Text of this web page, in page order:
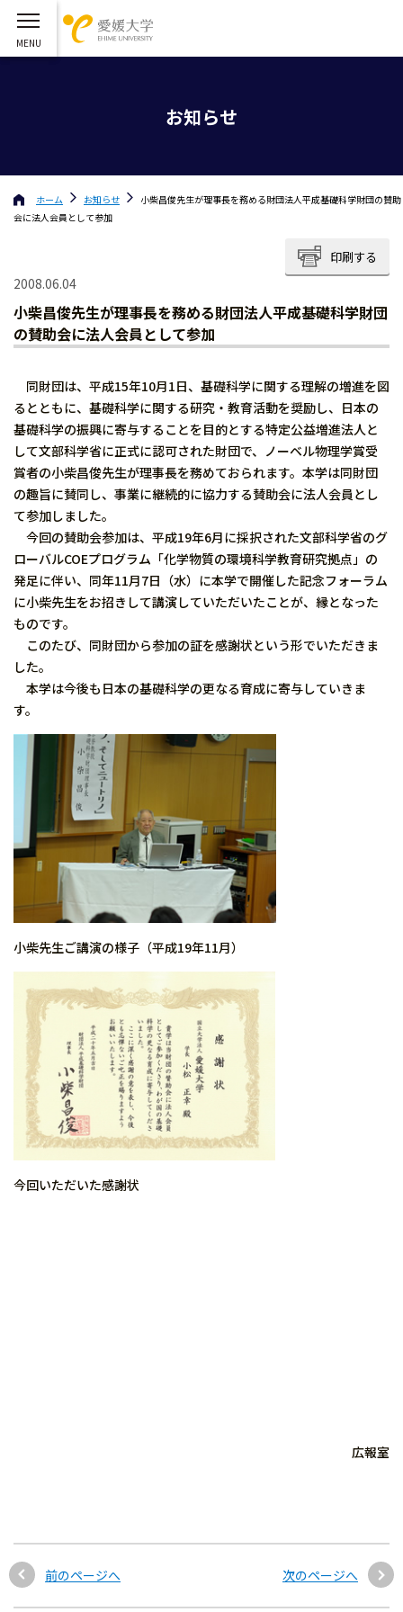
お知らせ
ホーム お知らせ
小柴昌俊先生が理事長を務める財団法人平成基礎科学財団の賛助
会に法人会員として参加
印刷する
2008.06.04
小柴昌俊先生が理事長を務める財団法人平成基礎科学財団
の賛助会に法人会員として参加
同財団は、平成15年10月1日、基礎科学に関する理解の増進を図
るとともに、基礎科学に関する研究・教育活動を奨励し、日本の
基礎科学の振興に寄与することを目的とする特定公益増進法人と
して文部科学省に正式に認可された財団で、ノーベル物理学賞受
賞者の小柴昌俊先生が理事長を務めておられます。本学は同財団
の趣旨に賛同し、事業に継続的に協力する賛助会に法人会員とし
て参加しました。
今回の賛助会参加は、平成19年6月に採択された文部科学省のグ
ローバルCOEプログラム「化学物質の環境科学教育研究拠点」の
発足に伴い、同年11月7日（水）に本学で開催した記念フォーラム
に小柴先生をお招きして講演していただいたことが、縁となった
ものです。
このたび、同財団から参加の証を感謝状という形でいただきま
した。
本学は今後も日本の基礎科学の更なる育成に寄与していきま
す。
小柴先生ご講演の様子（平成19年11月）
今回いただいた感謝状
広報室
前のページへ 次のページへ